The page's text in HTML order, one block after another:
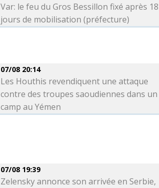
Var: le feu du Gros Bessillon fixé après 18
jours de mobilisation (préfecture)
07/08 20:14
Les Houthis revendiquent une attaque
contre des troupes saoudiennes dans un
camp au Yémen
07/08 19:39
Zelensky annonce son arrivée en Serbie,